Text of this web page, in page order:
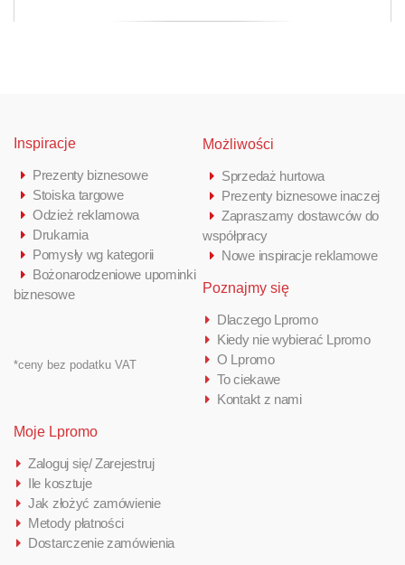
Inspiracje
Prezenty biznesowe
Stoiska targowe
Odzież reklamowa
Drukarnia
Pomysły wg kategorii
Bożonarodzeniowe upominki
biznesowe
*ceny bez podatku VAT
Możliwości
Sprzedaż hurtowa
Prezenty biznesowe inaczej
Zapraszamy dostawców do
współpracy
Nowe inspiracje reklamowe
Poznajmy się
Dlaczego Lpromo
Kiedy nie wybierać Lpromo
O Lpromo
To ciekawe
Kontakt z nami
Moje Lpromo
Zaloguj się/ Zarejestruj
Ile kosztuje
Jak złożyć zamówienie
Metody płatności
Dostarczenie zamówienia